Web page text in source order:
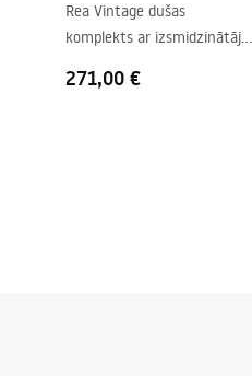
Rea Vintage dušas
komplekts ar izsmidzinātāju
271,00 €